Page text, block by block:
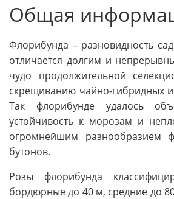
Общая
Флорибунда – разновидность
отличается долгим и
чудо продолжительной
скрещиванию чайно-гибридных
Так флорибунде удалось
устойчивость к морозам и
огромнейшим разнообразием
бутонов.
Розы флорибунда
бордюрные до 40 м, средние до